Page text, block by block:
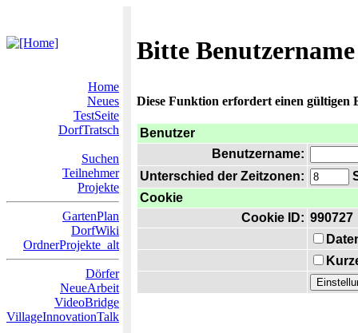
Bitte
Home
Neues
TestSeite
DorfTratsch
Suchen
Teilnehmer
Projekte
GartenPlan
DorfWiki
OrdnerProjekte_alt
Dörfer
NeueArbeit
VideoBridge
VillageInnovationTalk
Diese Funktion erfordert einen gültigen
Benutzer
Benutzername:
Unterschied der Zeitzonen:
Cookie
Cookie ID: 990727